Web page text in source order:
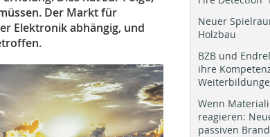
Der Markt für
Elektronik abhängig, und
Neuer
Holzbau
BZB und
ihre
Wenn
reagieren:
passiven